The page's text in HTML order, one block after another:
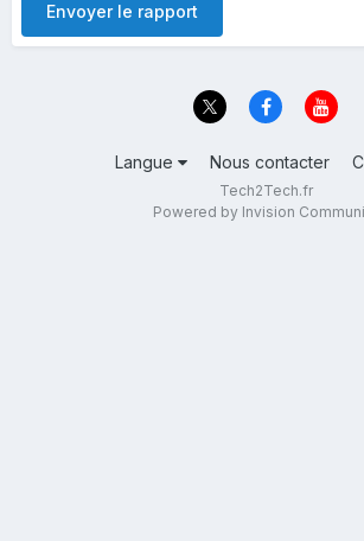
Envoyer le rapport
Langue Nous contacter
Tech2Tech.fr
Powered by Invision